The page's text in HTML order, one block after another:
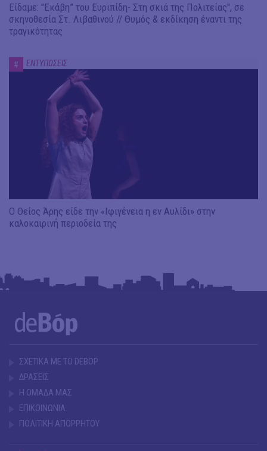
Είδαμε: "Εκάβη” του Ευριπίδη- Στη σκιά της Πολιτείας", σε
σκηνοθεσία Στ. Λιβαθινού // Θυμός & εκδίκηση έναντι της
τραγικότητας
# ΕΝΤΥΠΩΣΕΙΣ
Ο Θείος Άρης είδε την «Ιφιγένεια η εν Αυλίδι» στην
καλοκαιρινή περιοδεία της
ΣΧΕΤΙΚΑ ΜΕ ΤΟ DEBOP
ΔΡΑΣΕΙΣ
Η ΟΜΑΔΑ ΜΑΣ
ΕΠΙΚΟΙΝΩΝΙΑ
ΠΟΛΙΤΙΚΗ ΑΠΟΡΡΗΤΟΥ